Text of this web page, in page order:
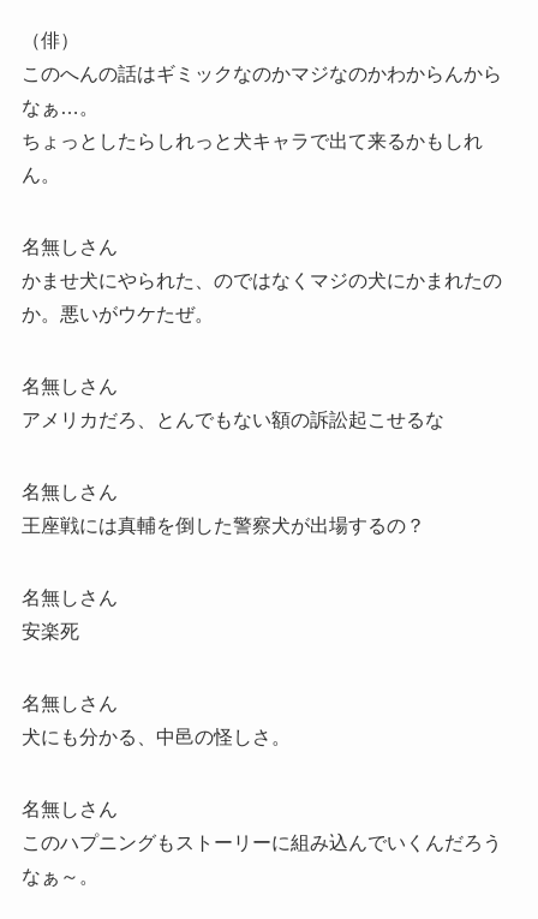
（俳）
このへんの話はギミックなのかマジなのかわからんから
なぁ…。
ちょっとしたらしれっと犬キャラで出て来るかもしれ
ん。
名無しさん
かませ犬にやられた、のではなくマジの犬にかまれたの
か。悪いがウケたぜ。
名無しさん
アメリカだろ、とんでもない額の訴訟起こせるな
名無しさん
王座戦には真輔を倒した警察犬が出場するの？
名無しさん
安楽死
名無しさん
犬にも分かる、中邑の怪しさ。
名無しさん
このハプニングもストーリーに組み込んでいくんだろう
なぁ～。